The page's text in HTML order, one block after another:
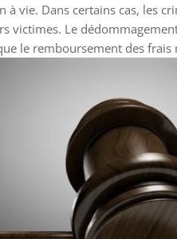
à vie. Dans certains cas, les
victimes. Le
le remboursement des